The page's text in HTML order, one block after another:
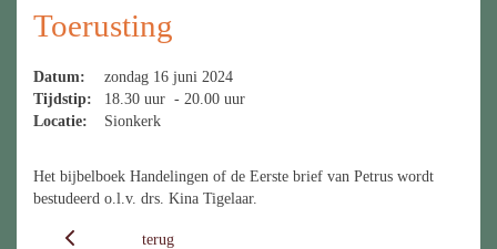
Toerusting
Datum:
zondag 16 juni 2024
Tijdstip:
18.30 uur - 20.00 uur
Locatie:
Sionkerk
Het bijbelboek Handelingen of de Eerste brief van Petrus wordt
bestudeerd o.l.v. drs. Kina Tigelaar.
terug